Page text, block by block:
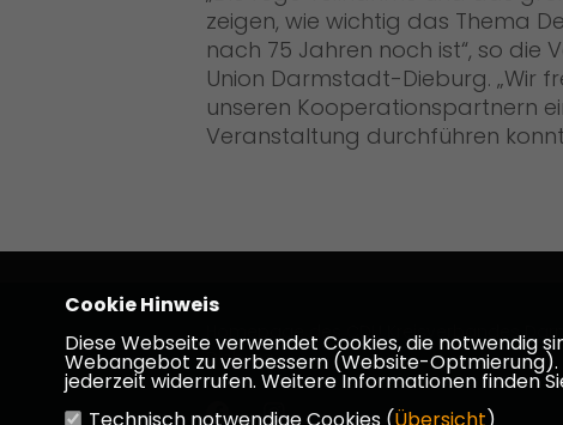
zeigen, wie wichtig das Thema
nach 75 Jahren noch ist“, so die
Union Darmstadt-Dieburg. „Wir
unseren Kooperationspartnern
Veranstaltung durchführen
Homepage des CDU Kreisverbandes
Dieburg
Cookie Hinweis
Diese Webseite verwendet Cookies, die notwendig
Webangebot zu verbessern (Website-Optmierung).
jederzeit widerrufen. Weitere Informationen finden